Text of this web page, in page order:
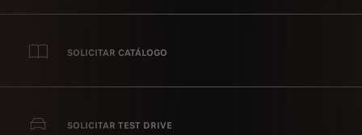
SOLICITAR CATÁLOGO
SOLICITAR TEST DRIVE